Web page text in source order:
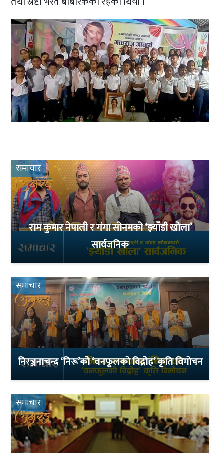
समाचार
राम कुमार नेपाली र गंगा सोनमको ‘झ्याँडी खोला’
सार्वजनिक
समाचार
निरञ्जनाचन्द ‘निरू’को ‘वनफूलको विद्रोह’ कृति विमोचन
समाचार